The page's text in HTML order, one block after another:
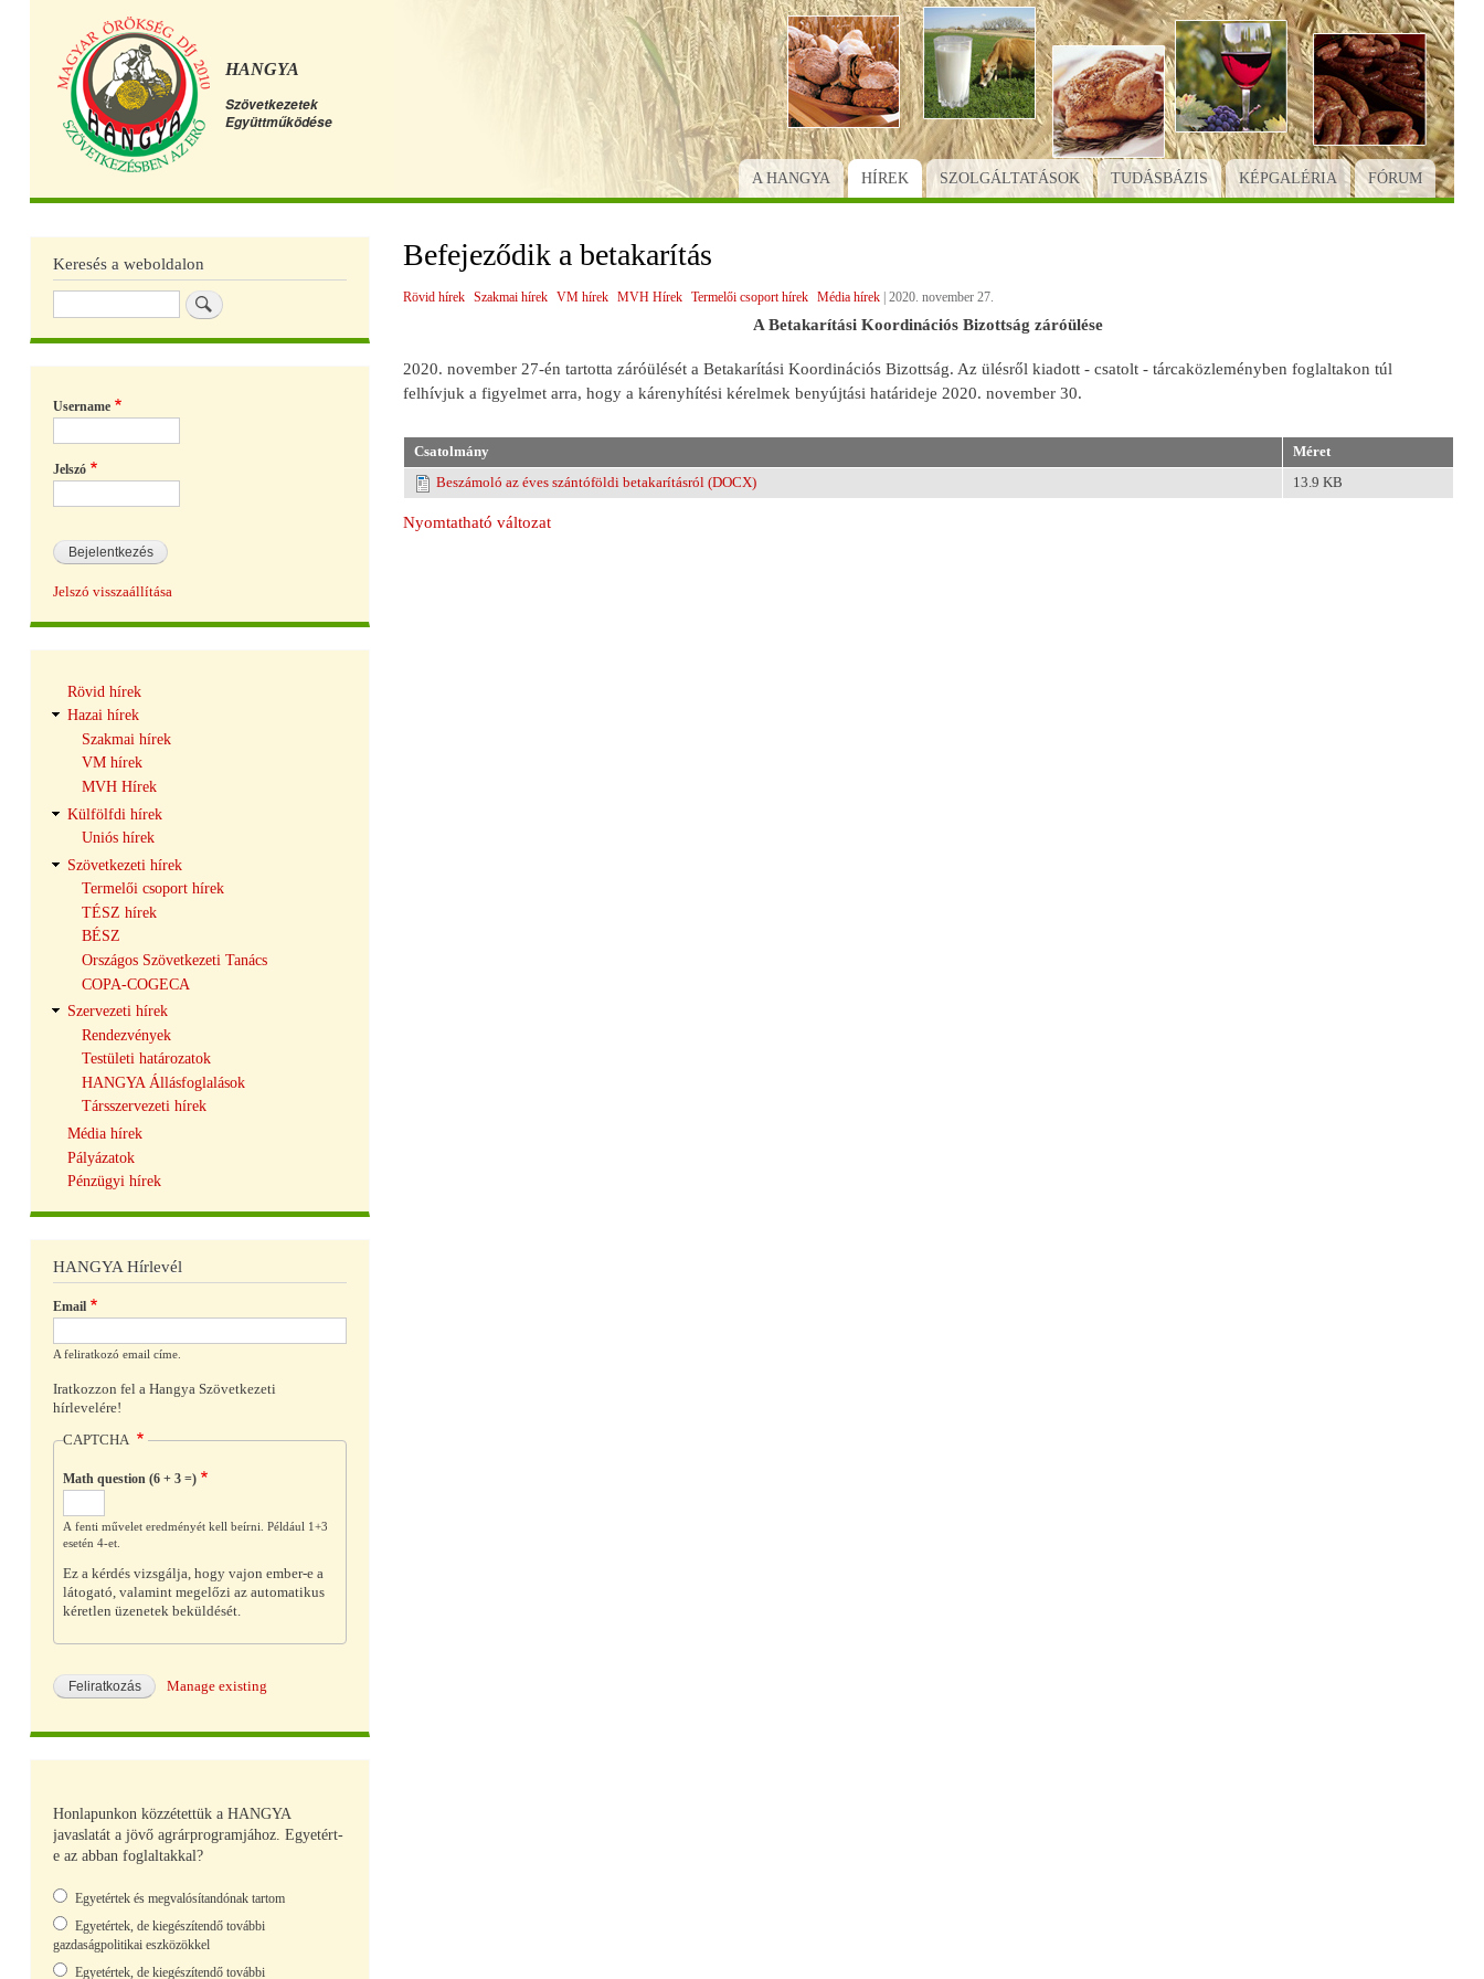
Ugrás
a
tartalomra
HANGYA
Szövetkezetek
Együttműködése
Főmenü
A HANGYA HÍREK SZOLGÁLTATÁSOK TUDÁSBÁZIS KÉPGALÉRIA FÓRUM
Befejeződik a betakarítás
Rövid hírek Szakmai hírek VM hírek MVH Hírek Termelői csoport hírek Média hírek 2020. november 27.
A Betakarítási Koordinációs Bizottság záróülése
2020. november 27-én tartotta záróülését a Betakarítási Koordinációs Bizottság. Az ülésről kiadott - csatolt - tárcaközleményben foglaltakon túl
felhívjuk a figyelmet arra, hogy a kárenyhítési kérelmek benyújtási határideje 2020. november 30.
Csatolmány
Méret
Beszámoló az éves szántóföldi betakarításról (DOCX)
13.9 KB
Nyomtatható változat
Keresés a weboldalon
Username
Jelszó
Jelszó visszaállítása
navigáció
Rövid hírek
Hazai hírek
Szakmai hírek
VM hírek
MVH Hírek
Külfölfdi hírek
Uniós hírek
Szövetkezeti hírek
Termelői csoport hírek
TÉSZ hírek
BÉSZ
Országos Szövetkezeti Tanács
COPA-COGECA
Szervezeti hírek
Rendezvények
Testületi határozatok
HANGYA Állásfoglalások
Társszervezeti hírek
Média hírek
Pályázatok
Pénzügyi hírek
HANGYA Hírlevél
Email
A feliratkozó email címe.
Iratkozzon fel a Hangya Szövetkezeti
hírlevelére!
CAPTCHA
Math question (6 + 3 =)
A fenti művelet eredményét kell beírni. Például 1+3
esetén 4-et.
Ez a kérdés vizsgálja, hogy vajon ember-e a
látogató, valamint megelőzi az automatikus
kéretlen üzenetek beküldését.
Manage existing
Honlapunkon közzétettük a HANGYA
javaslatát a jövő agrárprogramjához. Egyetért-
e az abban foglaltakkal?
Választások
Egyetértek és megvalósítandónak tartom
Egyetértek, de kiegészítendő további
gazdaságpolitikai eszközökkel
Egyetértek, de kiegészítendő további